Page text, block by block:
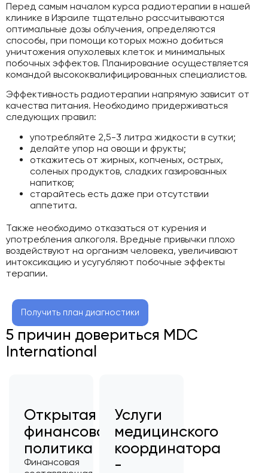
Перед самым началом курса радиотерапии в нашей
клинике в Израиле тщательно рассчитываются
оптимальные дозы облучения, определяются
способы, при помощи которых можно добиться
уничтожения опухолевых клеток и минимальных
побочных эффектов. Планирование осуществляется
командой высококвалифицированных специалистов.
Эффективность радиотерапии напрямую зависит от
качества питания. Необходимо придерживаться
следующих правил:
употребляйте 2,5-3 литра жидкости в сутки;
делайте упор на овощи и фрукты;
откажитесь от жирных, копченых, острых,
соленых продуктов, сладких газированных
напитков;
старайтесь есть даже при отсутствии
аппетита.
Также необходимо отказаться от курения и
употребления алкоголя. Вредные привычки плохо
воздействуют на организм человека, увеличивают
интоксикацию и усугубляют побочные эффекты
терапии.
Получить план диагностики
5 причин довериться MDC
International
Открытая
финансовая
политика
Финансовая
Услуги
медицинского
координатора
-